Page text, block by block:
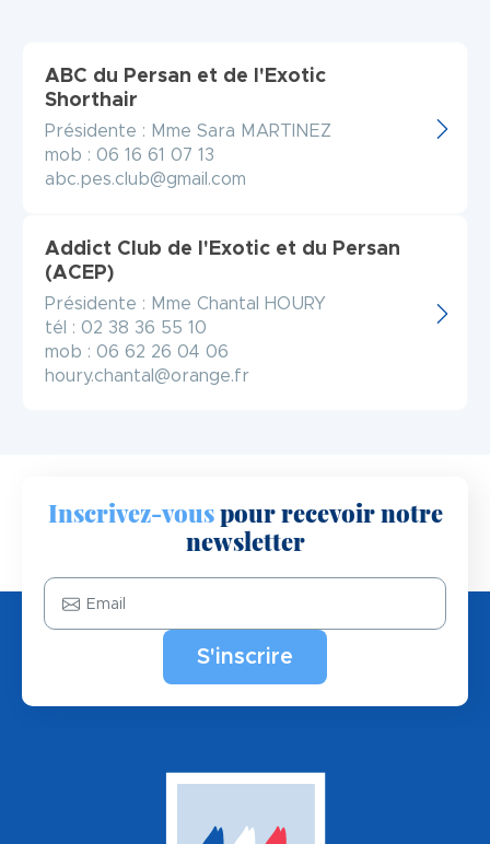
ABC du Persan et de l'Exotic
Shorthair
Présidente : Mme Sara MARTINEZ
mob : 06 16 61 07 13
abc.pes.club@gmail.com
Addict Club de l'Exotic et du Persan
(ACEP)
Présidente : Mme Chantal HOURY
tél : 02 38 36 55 10
mob : 06 62 26 04 06
houry.chantal@orange.fr
Inscrivez-vouspour recevoir notre
newsletter